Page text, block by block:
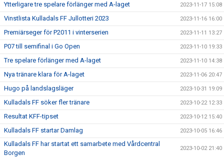
Ytterligare tre spelare förlänger med A-laget 2023-11-17 15:08
Vinstlista Kulladals FF Jullotteri 2023 2023-11-16 16:00
Premiärseger för P2011 i vinterserien 2023-11-11 13:27
P07 till semifinal i Go Open 2023-11-10 19:33
Tre spelare förlänger med A-laget 2023-11-10 14:38
Nya tränare klara för A-laget 2023-11-06 20:47
Hugo på landslagsläger 2023-10-31 19:09
Kulladals FF söker fler tränare 2023-10-22 12:33
Resultat KFF-tipset 2023-10-12 15:40
Kulladals FF startar Damlag 2023-10-05 16:46
Kulladals FF har startat ett samarbete med Vårdcentral
Borgen
2023-10-02 21:40